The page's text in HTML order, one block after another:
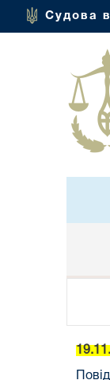
Судова